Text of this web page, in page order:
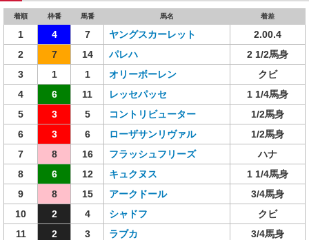
着順 枠番 馬番 馬名 着差
1 4 7 ヤングスカーレット
2.00.4
2
7 14 パレハ
2 1/2馬身
3
1 1 オリーボーレン
クビ
4
6 11 レッセパッセ
1 1/4馬身
5
3 5 コントリビューター
1/2馬身
6
3 6 ローザサンリヴァル
1/2馬身
7
8 16 フラッシュフリーズ
ハナ
8
6 12 キュクヌス
1 1/4馬身
9
8 15 アークドール
3/4馬身
10
2 4 シャドフ
クビ
11
2 3 ラブカ
3/4馬身